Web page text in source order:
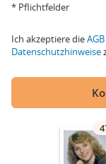
* Pflichtfelder
Ich akzeptiere dieAGB
Datenschutzhinweise